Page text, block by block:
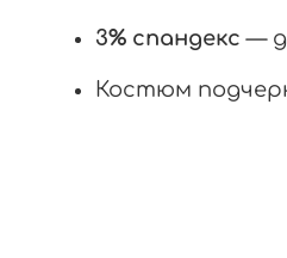
3% спандекс —
Костюм